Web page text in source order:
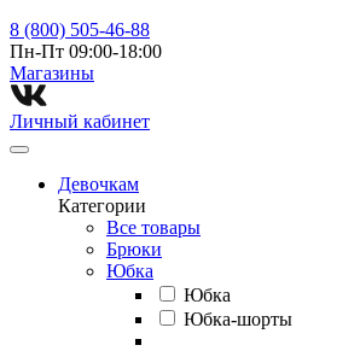
8 (800) 505-46-88
Пн-Пт 09:00-18:00
Магазины⁠
Личный кабинет
Девочкам
Категории
Все товары
Брюки
Юбка
Юбка
Юбка-шорты